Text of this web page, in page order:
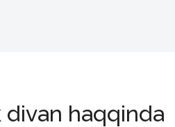
divan haqqinda